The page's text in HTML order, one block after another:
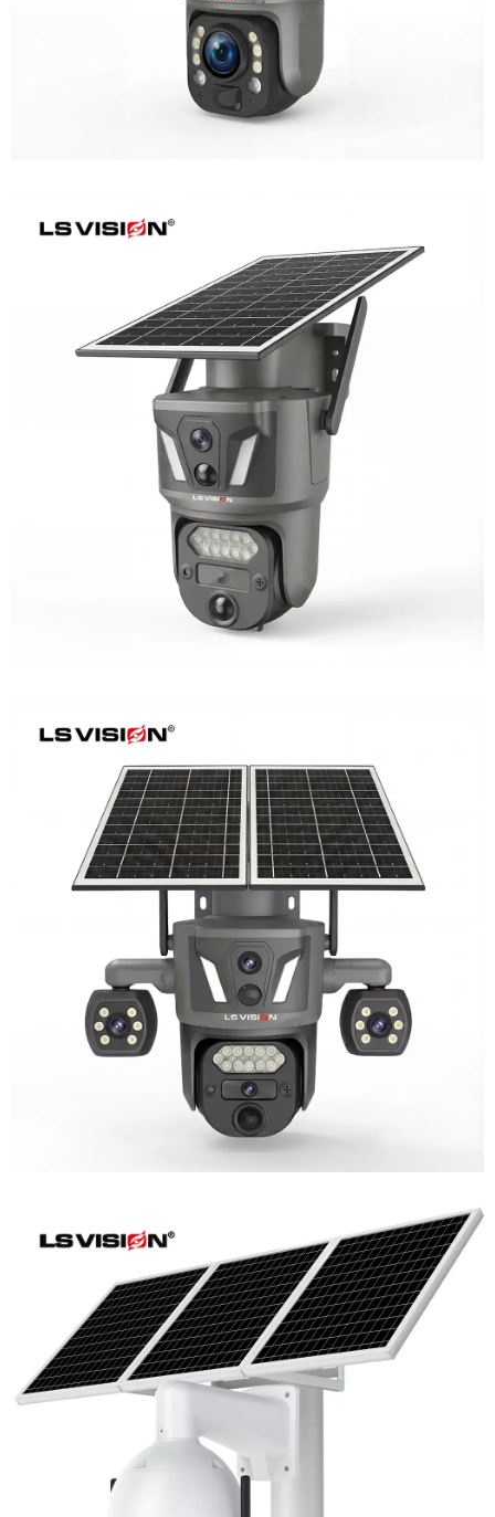
LS-Z1-AOV 6MP Dual-Lens 24/7
Recording Solar Camera
Learn More
LS-Z2-AOV UBox Triple Lens Continuous
Recording Security Camera
Learn More
LS-WL780 4G / WIFI 8MP 66X Zoom
Camera
Learn More